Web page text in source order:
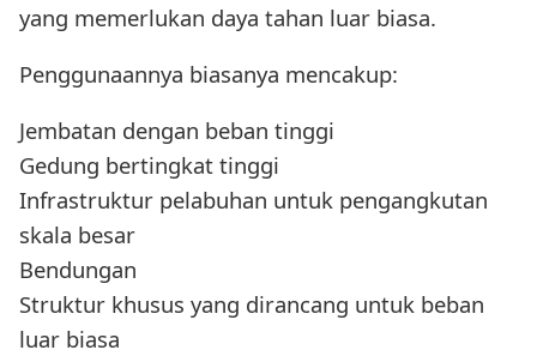
yang memerlukan daya tahan luar biasa.
Penggunaannya biasanya mencakup:
Jembatan dengan beban tinggi
Gedung bertingkat tinggi
Infrastruktur pelabuhan untuk pengangkutan
skala besar
Bendungan
Struktur khusus yang dirancang untuk beban
luar biasa